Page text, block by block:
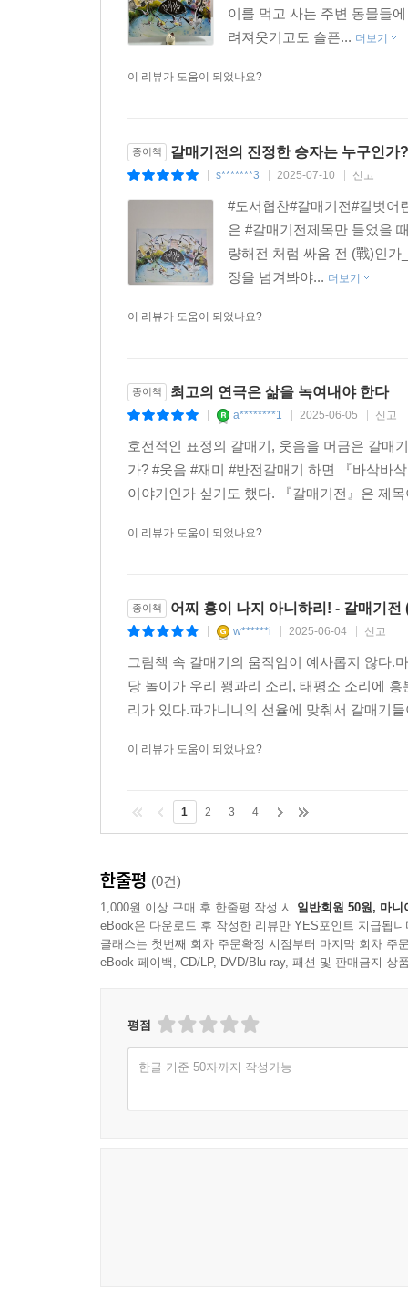
한데 그 광경이 너무 멋졌습니다. 격정적인 갈
호수를 배경으로 펼치는 한 편의 연극 같았고, 싸
그래, 놀아 보자!
받는 이 두 곡은 예측하기 힘든 멜로디와 극한의
《갈매기전》을 통해 전달되기를 바랍니다. 또한
교과 연계
누리과정 〉 의사소통 〉 책과 이야기 즐기기
누리과정 〉 예술경험 〉 창의적으로 표현하기
미술(천재교육) 3학년 2. 꿈의 나래를 펴면서
이를 먹고 사는 주변 동물들
려져웃기고도 슬픈... 더보기
이 리뷰가 도움이 되었나요?
종이책 갈매기전의 진정한 승자는 누구인가?
s*******3 2025-07-10 신고
#도서협찬#갈매기전#길벗어
은 #갈매기전제목만 들었을
량해전 처럼 싸움 전 (戰)인
장을 넘겨봐야... 더보기
이 리뷰가 도움이 되었나요?
종이책 최고의 연극은 삶을 녹여내야 한다
a********1 2025-06-05 신고
호전적인 표정의 갈매기, 웃음을 머금은 갈매
가? #웃음 #재미 #반전갈매기 하면 『바삭바
이야기인가 싶기도 했다. 『갈매기전』은 제
이 리뷰가 도움이 되었나요?
종이책 어찌 흥이 나지 아니하리! - 갈매기
w******i 2025-06-04 신고
그림책 속 갈매기의 움직임이 예사롭지 않다.
당 놀이가 우리 꽹과리 소리, 태평소 소리에
리가 있다.파가니니의 선율에 맞춰서 갈매기
이 리뷰가 도움이 되었나요?
1 2 3 4
한줄평 (0건)
1,000원 이상 구매 후 한줄평 작성 시 일반회원 50원, 마니
eBook은 다운로드 후 작성한 리뷰만 YES포인트 지급됩니
클래스는 첫번째 회차 주문확정 시점부터 마지막 회차 주
eBook 페이백, CD/LP, DVD/Blu-ray, 패션 및 판매금지 상
평점
한글 기준 50자까지 작성가능